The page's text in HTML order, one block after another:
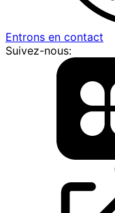
Entrons en contact
Suivez-nous: